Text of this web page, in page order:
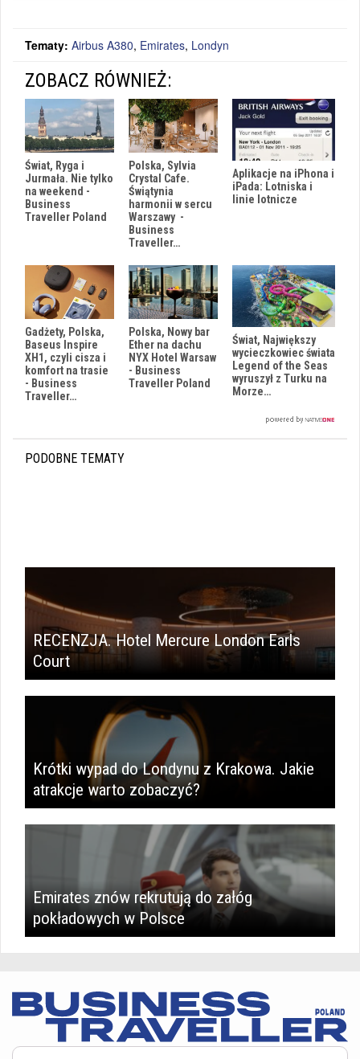
Tematy: Airbus A380, Emirates, Londyn
ZOBACZ RÓWNIEŻ:
Świat, Ryga i
Jurmała. Nie tylko
na weekend -
Business
Traveller Poland
Polska, Sylvia
Crystal Cafe.
Świątynia
harmonii w sercu
Warszawy -
Business
Traveller…
Aplikacje na iPhona i
iPada: Lotniska i
linie lotnicze
Gadżety, Polska,
Baseus Inspire
XH1, czyli cisza i
komfort na trasie
- Business
Traveller…
Polska, Nowy bar
Ether na dachu
NYX Hotel Warsaw
- Business
Traveller Poland
Świat, Największy
wycieczkowiec świata
Legend of the Seas
wyruszył z Turku na
Morze…
PODOBNE TEMATY
RECENZJA. Hotel Mercure London Earls
Court
Krótki wypad do Londynu z Krakowa. Jakie
atrakcje warto zobaczyć?
Emirates znów rekrutują do załóg
pokładowych w Polsce